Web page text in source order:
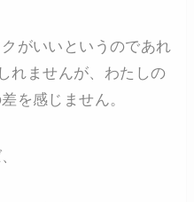
がいいというのであれ
れませんが、わたしの
を感じません。